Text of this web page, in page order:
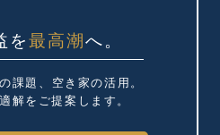
を最高潮へ。
課題、 空き家の活用。
解を ご提案します。